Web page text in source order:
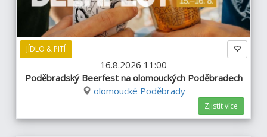
JÍDLO & PITÍ
16.8.2026 11:00
Poděbradský Beerfest na olomouckých Poděbradech
olomoucké Poděbrady
Zjistit více